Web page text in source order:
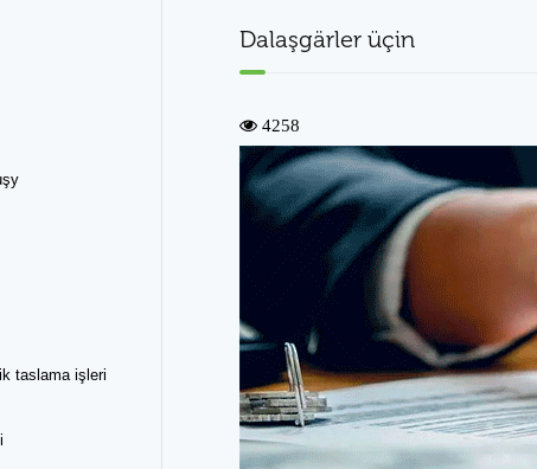
taslama işleri
Dalaşgärler üçin
4258